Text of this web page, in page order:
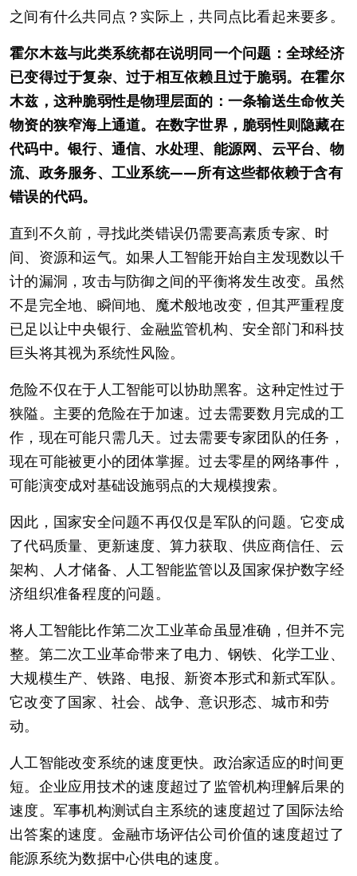
之间有什么共同点？实际上，共同点比看起来要多。
霍尔木兹与此类系统都在说明同一个问题：全球经济
已变得过于复杂、过于相互依赖且过于脆弱。在霍尔
木兹，这种脆弱性是物理层面的：一条输送生命攸关
物资的狭窄海上通道。在数字世界，脆弱性则隐藏在
代码中。银行、通信、水处理、能源网、云平台、物
流、政务服务、工业系统——所有这些都依赖于含有
错误的代码。
直到不久前，寻找此类错误仍需要高素质专家、时
间、资源和运气。如果人工智能开始自主发现数以千
计的漏洞，攻击与防御之间的平衡将发生改变。虽然
不是完全地、瞬间地、魔术般地改变，但其严重程度
已足以让中央银行、金融监管机构、安全部门和科技
巨头将其视为系统性风险。
危险不仅在于人工智能可以协助黑客。这种定性过于
狭隘。主要的危险在于加速。过去需要数月完成的工
作，现在可能只需几天。过去需要专家团队的任务，
现在可能被更小的团体掌握。过去零星的网络事件，
可能演变成对基础设施弱点的大规模搜索。
因此，国家安全问题不再仅仅是军队的问题。它变成
了代码质量、更新速度、算力获取、供应商信任、云
架构、人才储备、人工智能监管以及国家保护数字经
济组织准备程度的问题。
将人工智能比作第二次工业革命虽显准确，但并不完
整。第二次工业革命带来了电力、钢铁、化学工业、
大规模生产、铁路、电报、新资本形式和新式军队。
它改变了国家、社会、战争、意识形态、城市和劳
动。
人工智能改变系统的速度更快。政治家适应的时间更
短。企业应用技术的速度超过了监管机构理解后果的
速度。军事机构测试自主系统的速度超过了国际法给
出答案的速度。金融市场评估公司价值的速度超过了
能源系统为数据中心供电的速度。